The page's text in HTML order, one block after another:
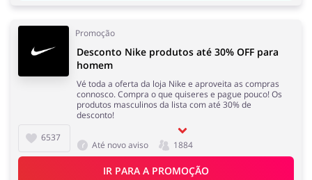
Promoção
6537
Desconto Nike produtos até 30% OFF para
homem
Vé toda a oferta da loja Nike e aproveita as compras
connosco. Compra o que quiseres e pague pouco! Os
produtos masculinos da lista com até 30% de
desconto!
Até novo aviso 1884
IR PARA A PROMOÇÃO